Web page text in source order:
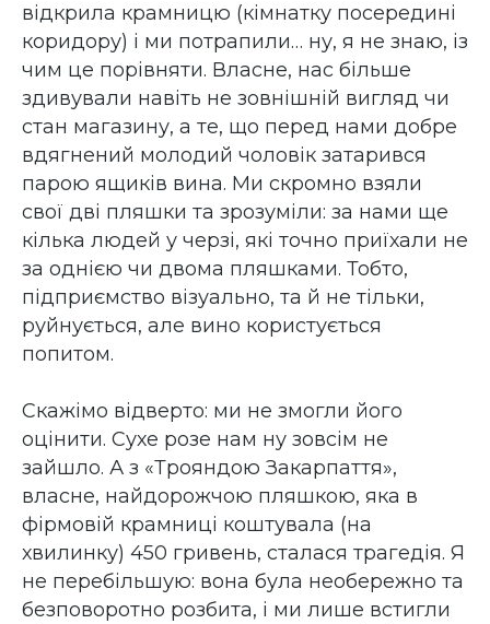
відкрила крамницю (кімнатку посередині
коридору) і ми потрапили… ну, я не знаю, із
чим це порівняти. Власне, нас більше
здивували навіть не зовнішній вигляд чи
стан магазину, а те, що перед нами добре
вдягнений молодий чоловік затарився
парою ящиків вина. Ми скромно взяли
свої дві пляшки та зрозуміли: за нами ще
кілька людей у черзі, які точно приїхали не
за однією чи двома пляшками. Тобто,
підприємство візуально, та й не тільки,
руйнується, але вино користується
попитом.
Скажімо відверто: ми не змогли його
оцінити. Сухе розе нам ну зовсім не
зайшло. А з «Трояндою Закарпаття»,
власне, найдорожчою пляшкою, яка в
фірмовій крамниці коштувала (на
хвилинку) 450 гривень, сталася трагедія. Я
не перебільшую: вона була необережно та
безповоротно розбита, і ми лише встигли